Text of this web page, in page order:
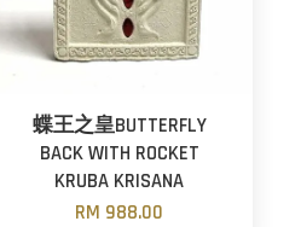
蝶王之皇BUTTERFLY
BACK WITH ROCKET
KRUBA KRISANA
RM 988.00